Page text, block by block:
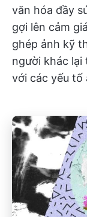
văn hóa đầy
gợi lên cảm
ghép ảnh kỹ
người khác lại
với các yếu tố